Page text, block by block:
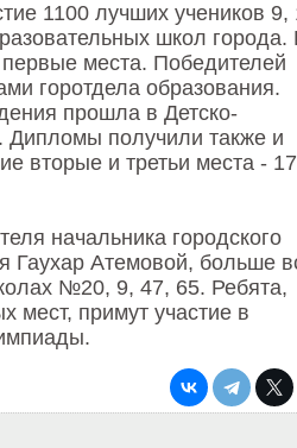
1100 лучших учеников 9,
школ города.
места. Победителей
горотдела образования.
прошла в Детско-
Дипломы получили также и
вторые и третьи места -
начальника городского
Гаухар Атемовой, больше
№20, 9, 47, 65. Ребята,
мест, примут участие в